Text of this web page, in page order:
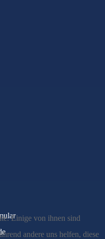
Einige von ihnen sind
andere uns helfen, diese